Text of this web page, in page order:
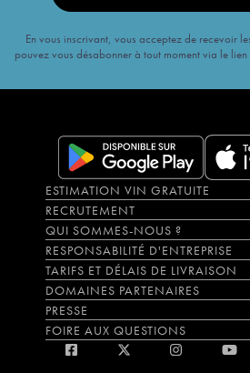
En vous inscrivant, vous acceptez de recevoir
pouvez vous désabonner à tout moment via le
ESTIMATION VIN GRATUITE
RECRUTEMENT
QUI SOMMES-NOUS ?
RESPONSABILITÉ D'ENTREPRISE
TARIFS ET DÉLAIS DE LIVRAISON
DOMAINES PARTENAIRES
PRESSE
FOIRE AUX QUESTIONS